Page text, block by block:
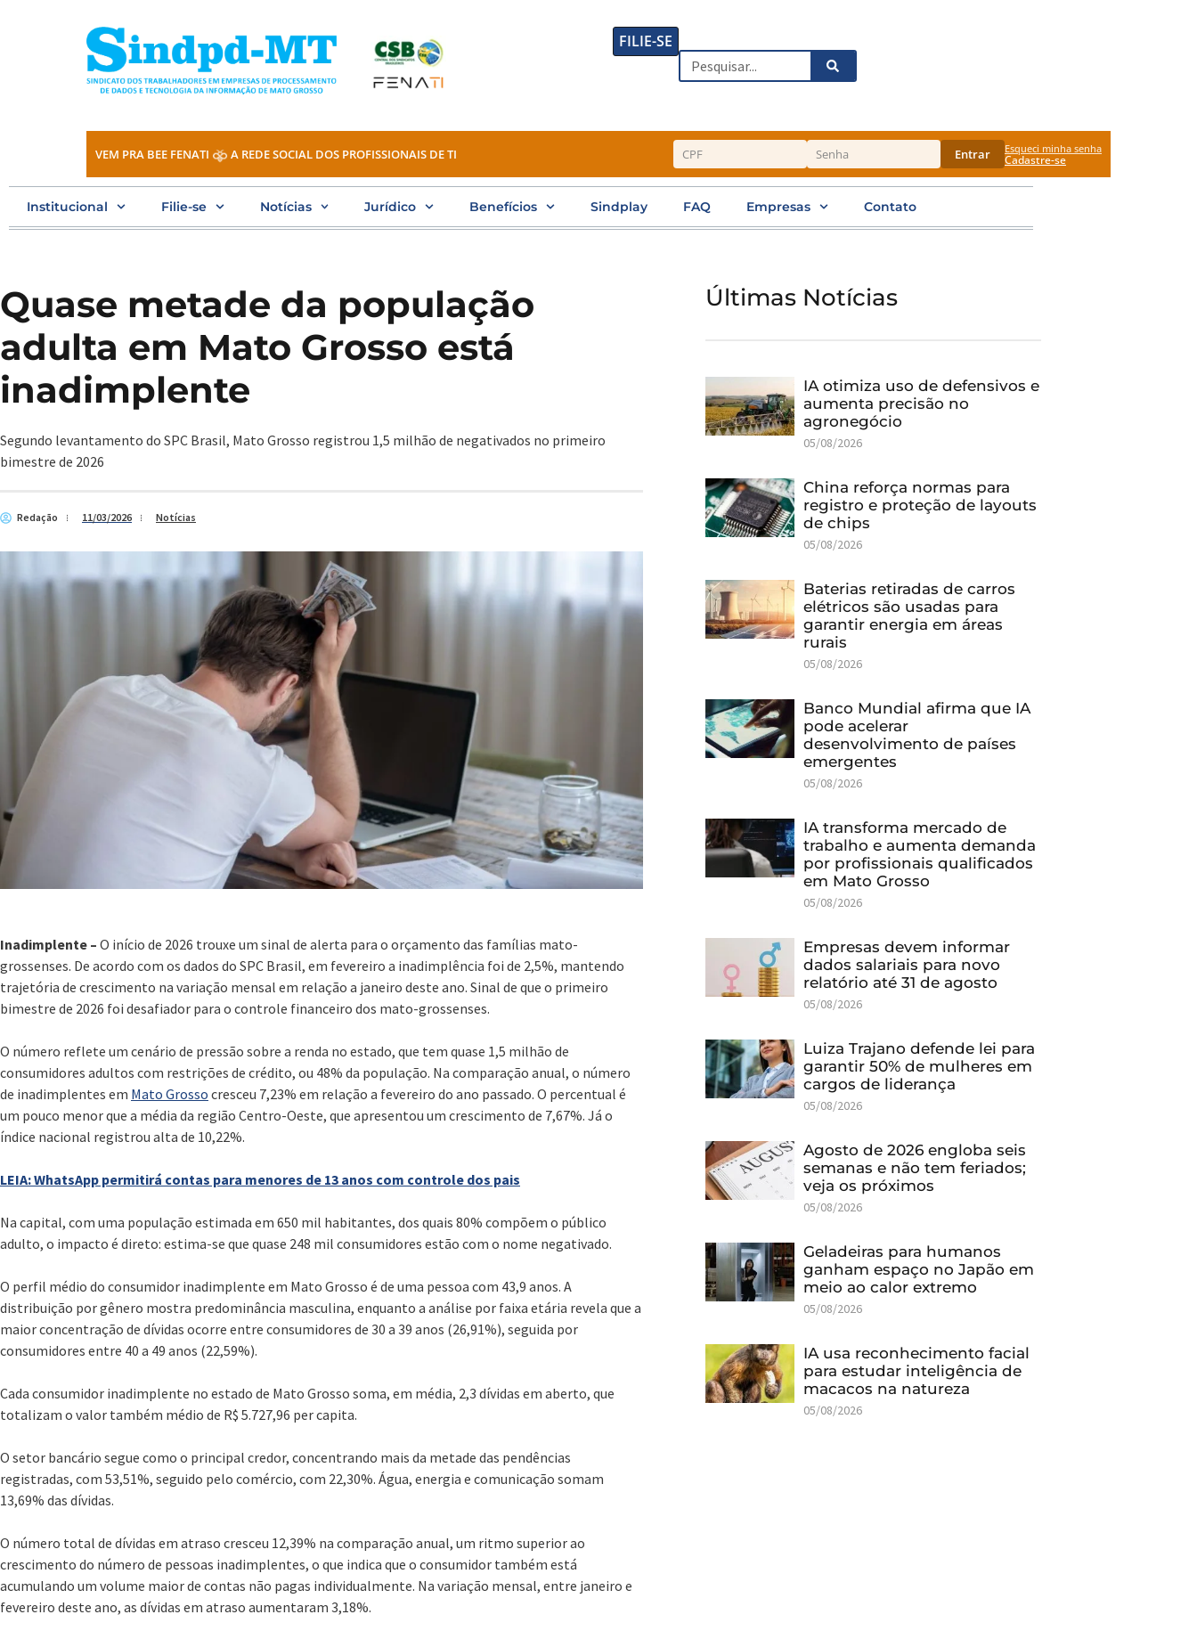
FILIE-SE
Search
VEM PRA BEE FENATI A REDE SOCIAL DOS PROFISSIONAIS DE TI Entrar Esqueci minha senha
Cadastre-se
Institucional Filie-se Notícias Jurídico Benefícios Sindplay FAQ Empresas Contato
Quase metade da população
adulta em Mato Grosso está
inadimplente
Segundo levantamento do SPC Brasil, Mato Grosso registrou 1,5 milhão de negativados no primeiro
bimestre de 2026
Redação 11/03/2026 Notícias
Inadimplente – O início de 2026 trouxe um sinal de alerta para o orçamento das famílias mato-
grossenses. De acordo com os dados do SPC Brasil, em fevereiro a inadimplência foi de 2,5%, mantendo
trajetória de crescimento na variação mensal em relação a janeiro deste ano. Sinal de que o primeiro
bimestre de 2026 foi desafiador para o controle financeiro dos mato-grossenses.
O número reflete um cenário de pressão sobre a renda no estado, que tem quase 1,5 milhão de
consumidores adultos com restrições de crédito, ou 48% da população. Na comparação anual, o número
de inadimplentes em Mato Grosso cresceu 7,23% em relação a fevereiro do ano passado. O percentual é
um pouco menor que a média da região Centro-Oeste, que apresentou um crescimento de 7,67%. Já o
índice nacional registrou alta de 10,22%.
LEIA: WhatsApp permitirá contas para menores de 13 anos com controle dos pais
Na capital, com uma população estimada em 650 mil habitantes, dos quais 80% compõem o público
adulto, o impacto é direto: estima-se que quase 248 mil consumidores estão com o nome negativado.
O perfil médio do consumidor inadimplente em Mato Grosso é de uma pessoa com 43,9 anos. A
distribuição por gênero mostra predominância masculina, enquanto a análise por faixa etária revela que a
maior concentração de dívidas ocorre entre consumidores de 30 a 39 anos (26,91%), seguida por
consumidores entre 40 a 49 anos (22,59%).
Cada consumidor inadimplente no estado de Mato Grosso soma, em média, 2,3 dívidas em aberto, que
totalizam o valor também médio de R$ 5.727,96 per capita.
O setor bancário segue como o principal credor, concentrando mais da metade das pendências
registradas, com 53,51%, seguido pelo comércio, com 22,30%. Água, energia e comunicação somam
13,69% das dívidas.
O número total de dívidas em atraso cresceu 12,39% na comparação anual, um ritmo superior ao
crescimento do número de pessoas inadimplentes, o que indica que o consumidor também está
acumulando um volume maior de contas não pagas individualmente. Na variação mensal, entre janeiro e
fevereiro deste ano, as dívidas em atraso aumentaram 3,18%.
Últimas Notícias
IA otimiza uso de defensivos e
aumenta precisão no
agronegócio
05/08/2026
China reforça normas para
registro e proteção de layouts
de chips
05/08/2026
Baterias retiradas de carros
elétricos são usadas para
garantir energia em áreas
rurais
05/08/2026
Banco Mundial afirma que IA
pode acelerar
desenvolvimento de países
emergentes
05/08/2026
IA transforma mercado de
trabalho e aumenta demanda
por profissionais qualificados
em Mato Grosso
05/08/2026
Empresas devem informar
dados salariais para novo
relatório até 31 de agosto
05/08/2026
Luiza Trajano defende lei para
garantir 50% de mulheres em
cargos de liderança
05/08/2026
Agosto de 2026 engloba seis
semanas e não tem feriados;
veja os próximos
05/08/2026
Geladeiras para humanos
ganham espaço no Japão em
meio ao calor extremo
05/08/2026
IA usa reconhecimento facial
para estudar inteligência de
macacos na natureza
05/08/2026